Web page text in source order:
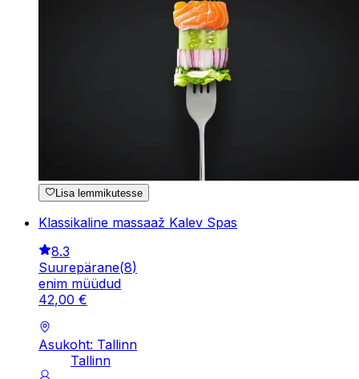
Lisa lemmikutesse
Klassikaline massaaž Kalev Spas
8.3
Suurepärane(8)
enim müüdud
42,00 €
Asukoht: Tallinn
Tallinn